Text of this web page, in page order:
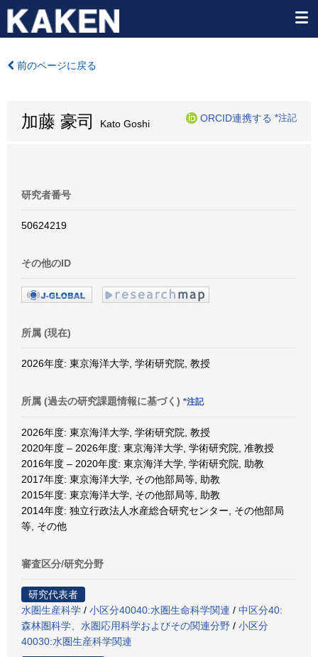
前のページに戻る
加藤 豪司 Kato Goshi
ORCID連携する *注記
研究者番号
50624219
その他のID
所属 (現在)
2026年度: 東京海洋大学, 学術研究院, 教授
所属 (過去の研究課題情報に基づく) *注記
2026年度: 東京海洋大学, 学術研究院, 教授
2020年度 – 2026年度: 東京海洋大学, 学術研究院, 准教授
2016年度 – 2020年度: 東京海洋大学, 学術研究院, 助教
2017年度: 東京海洋大学, その他部局等, 助教
2015年度: 東京海洋大学, その他部局等, 助教
2014年度: 独立行政法人水産総合研究センター, その他部局
等, その他
審査区分/研究分野
研究代表者
水圏生産科学 / 小区分40040:水圏生命科学関連 / 中区分40:
森林圏科学、水圏応用科学およびその関連分野 / 小区分
40030:水圏生産科学関連